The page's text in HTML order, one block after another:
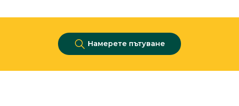
Намерете пътуване